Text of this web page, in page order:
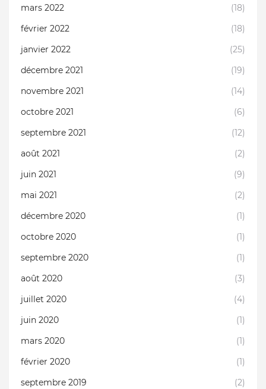
mars 2022
(18)
février 2022
(18)
janvier 2022
(25)
décembre 2021
(19)
novembre 2021
(14)
octobre 2021
(6)
septembre 2021
(12)
août 2021
(2)
juin 2021
(9)
mai 2021
(2)
décembre 2020
(1)
octobre 2020
(1)
septembre 2020
(1)
août 2020
(3)
juillet 2020
(4)
juin 2020
(1)
mars 2020
(1)
février 2020
(1)
septembre 2019
(2)